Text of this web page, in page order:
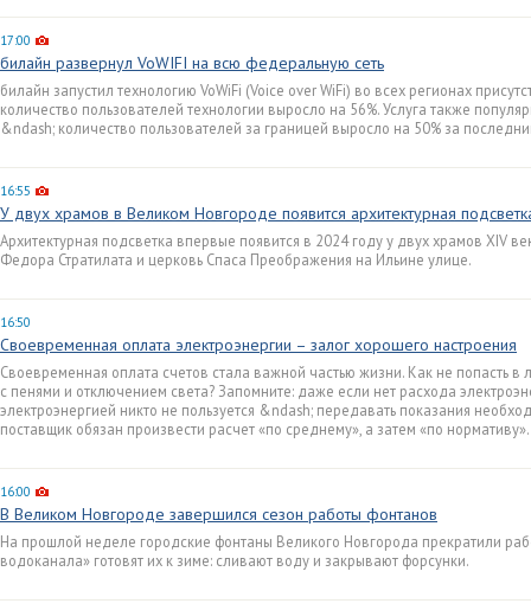
17:00
билайн развернул VoWIFI на всю федеральную сеть
билайн запустил технологию VoWiFi (Voice over WiFi) во всех регионах
количество пользователей технологии выросло на 56%. Услуга также
&ndash; количество пользователей за границей выросло на 50% за
16:55
У двух храмов в Великом Новгороде появится архитектурная
Архитектурная подсветка впервые появится в 2024 году у двух храмов XIV
Федора Стратилата и церковь Спаса Преображения на Ильине улице.
16:50
Своевременная оплата электроэнергии – залог хорошего настроения
Своевременная оплата счетов стала важной частью жизни. Как не попасть в
с пенями и отключением света? Запомните: даже если нет расхода
электроэнергией никто не пользуется &ndash; передавать показания
поставщик обязан произвести расчет «по среднему», а затем «по нормативу».
16:00
В Великом Новгороде завершился сезон работы фонтанов
На прошлой неделе городские фонтаны Великого Новгорода прекратили
водоканала» готовят их к зиме: сливают воду и закрывают форсунки.